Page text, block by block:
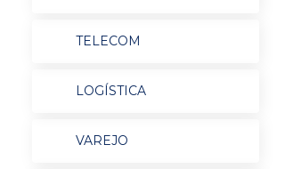
TELECOM
LOGÍSTICA
VAREJO